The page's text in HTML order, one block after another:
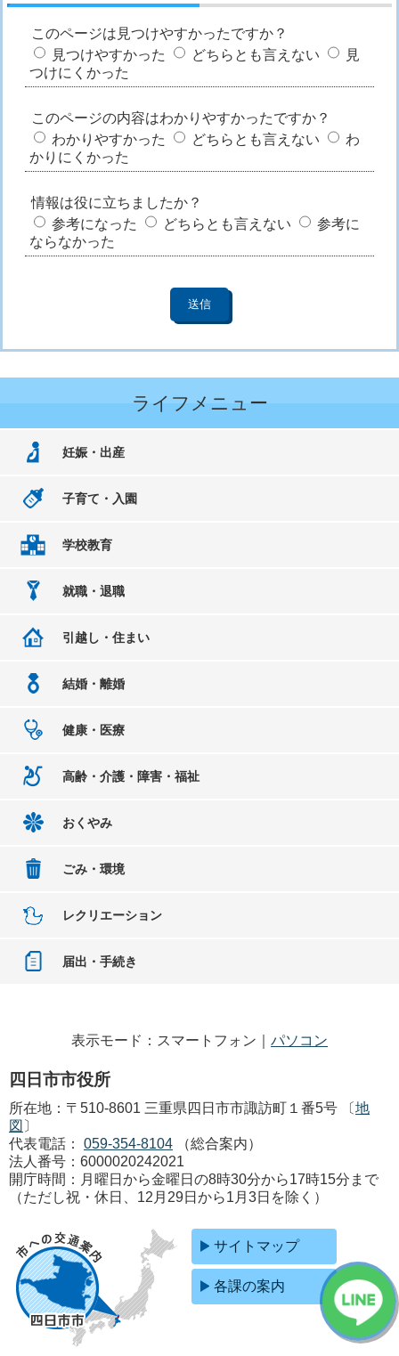
このページは見つけやすかったですか？
見つけやすかった
どちらとも言えない
見
つけにくかった
このページの内容はわかりやすかったですか？
わかりやすかった
どちらとも言えない
わ
かりにくかった
情報は役に立ちましたか？
参考になった
どちらとも言えない
参考に
ならなかった
ライフメニュー
妊娠・出産
子育て・入園
学校教育
就職・退職
引越し・住まい
結婚・離婚
健康・医療
高齢・介護・障害・福祉
おくやみ
ごみ・環境
レクリエーション
届出・手続き
表示モード：スマートフォン｜ パソコン
四日市市役所
所在地：〒510-8601 三重県四日市市諏訪町１番5号 〔 地
図 〕
代表電話：
059-354-8104
（総合案内）
法人番号：6000020242021
開庁時間：月曜日から金曜日の8時30分から17時15分まで
（ただし祝・休日、12月29日から1月3日を除く）
サイトマップ
各課の案内